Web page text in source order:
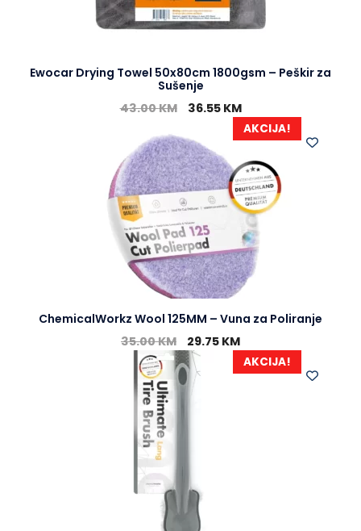
Ewocar Drying Towel 50x80cm 1800gsm – Peškir za
Sušenje
43.00KM 36.55 KM
AKCIJA!
ChemicalWorkz Wool 125MM – Vuna za Poliranje
35.00KM 29.75 KM
AKCIJA!